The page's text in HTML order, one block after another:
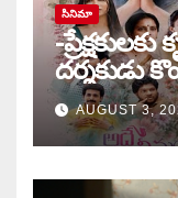
సినిమా
-
దర్శకుడు
కాండ్రేగుల
AUGUST 3,